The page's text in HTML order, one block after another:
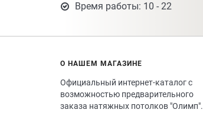
Время работы: 10 - 22
О НАШЕМ МАГАЗИНЕ
Официальный интернет-каталог с
возможностью предварительного
заказа натяжных потолков "Олимп".